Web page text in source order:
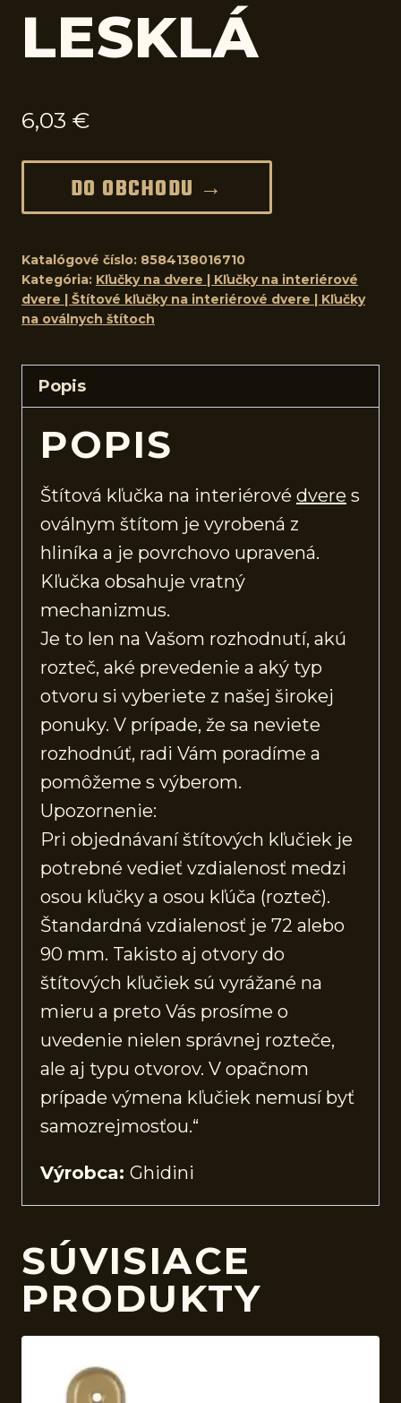
LESKLÁ
6,03 €
DO OBCHODU →
Katalógové číslo: 8584138016710
Kategória: Kľučky na dvere | Kľučky na interiérové
dvere | Štítové kľučky na interiérové dvere | Kľučky
na oválnych štítoch
Popis
POPIS
Štítová kľučka na interiérové dvere s
oválnym štítom je vyrobená z
hliníka a je povrchovo upravená.
Kľučka obsahuje vratný
mechanizmus.
Je to len na Vašom rozhodnutí, akú
rozteč, aké prevedenie a aký typ
otvoru si vyberiete z našej širokej
ponuky. V prípade, že sa neviete
rozhodnúť, radi Vám poradíme a
pomôžeme s výberom.
Upozornenie:
Pri objednávaní štítových kľučiek je
potrebné vedieť vzdialenosť medzi
osou kľučky a osou kľúča (rozteč).
Štandardná vzdialenosť je 72 alebo
90 mm. Takisto aj otvory do
štítových kľučiek sú vyrážané na
mieru a preto Vás prosíme o
uvedenie nielen správnej rozteče,
ale aj typu otvorov. V opačnom
prípade výmena kľučiek nemusí byť
samozrejmosťou.“
Výrobca: Ghidini
SÚVISIACE
PRODUKTY